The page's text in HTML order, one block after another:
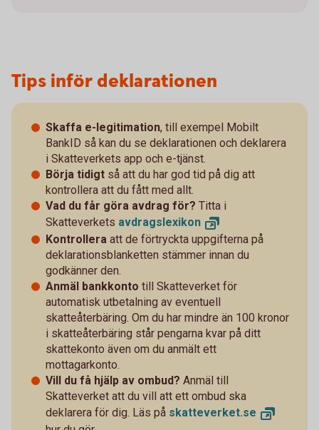
Tips inför deklarationen
Skaffa e-legitimation, till exempel Mobilt
BankID så kan du se deklarationen och deklarera
i Skatteverkets app och e-tjänst.
Börja tidigt så att du har god tid på dig att
kontrollera att du fått med allt.
Vad du får göra avdrag för? Titta i
Skatteverkets avdragslexikon
Kontrollera att de förtryckta uppgifterna på
deklarationsblanketten stämmer innan du
godkänner den.
Anmäl bankkonto till Skatteverket för
automatisk utbetalning av eventuell
skatteåterbäring. Om du har mindre än 100 kronor
i skatteåterbäring står pengarna kvar på ditt
skattekonto även om du anmält ett
mottagarkonto.
Vill du få hjälp av ombud? Anmäl till
Skatteverket att du vill att ett ombud ska
deklarera för dig. Läs på skatteverket.se